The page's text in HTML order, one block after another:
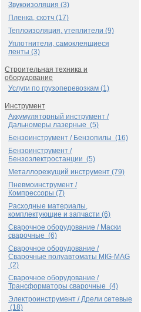
Звукоизоляция (3)
Пленка, скотч (17)
Теплоизоляция, утеплители (9)
Уплотнители, самоклеящиеся
ленты (3)
Строительная техника и
оборудование
Услуги по грузоперевозкам (1)
Инструмент
Аккумуляторный инструмент /
Дальномеры лазерные (5)
Бензоинструмент / Бензопилы (16)
Бензоинструмент /
Бензоэлектростанции (5)
Металлорежущий инструмент (79)
Пневмоинструмент /
Компрессоры (7)
Расходные материалы,
комплектующие и запчасти (6)
Сварочное оборудование / Маски
сварочные (6)
Сварочное оборудование /
Сварочные полуавтоматы MIG-MAG
(2)
Сварочное оборудование /
Трансформаторы сварочные (4)
Электроинструмент / Дрели сетевые
(18)